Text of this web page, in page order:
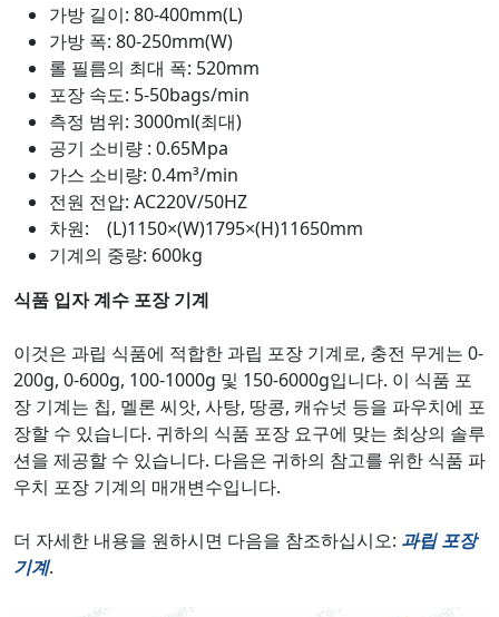
가방 길이: 80-400mm(L)
가방 폭: 80-250mm(W)
롤 필름의 최대 폭: 520mm
포장 속도: 5-50bags/min
측정 범위: 3000ml(최대)
공기 소비량 : 0.65Mpa
가스 소비량: 0.4m³/min
전원 전압: AC220V/50HZ
차원: (L)1150×(W)1795×(H)11650mm
기계의 중량: 600kg
식품 입자 계수 포장 기계
이것은 과립 식품에 적합한 과립 포장 기계로, 충전 무게는 0-
200g, 0-600g, 100-1000g 및 150-6000g입니다. 이 식품 포
장 기계는 칩, 멜론 씨앗, 사탕, 땅콩, 캐슈넛 등을 파우치에 포
장할 수 있습니다. 귀하의 식품 포장 요구에 맞는 최상의 솔루
션을 제공할 수 있습니다. 다음은 귀하의 참고를 위한 식품 파
우치 포장 기계의 매개변수입니다.
더 자세한 내용을 원하시면 다음을 참조하십시오: 과립 포장
기계.